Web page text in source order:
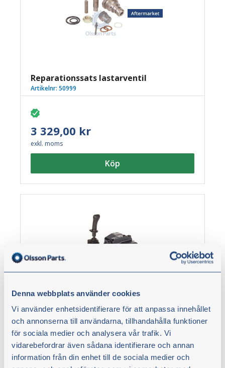
Denna webbplats använder cookies
Vi använder enhetsidentifierare för att anpassa innehållet
och annonserna till användarna, tillhandahålla funktioner
för sociala medier och analysera vår trafik. Vi
vidarebefordrar även sådana identifierare och annan
information från din enhet till de sociala medier och
Reparationssats lastarventil
Artikelnr: 50999
3 329,00 kr
exkl. moms
Köp
Lastarpaket SDM122, 80 l
Paket innehållande lastarventil, serienippel,
koordinatspak i aluminium samt vajrar.